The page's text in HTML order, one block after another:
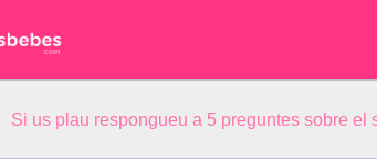
Si us plau respongueu a 5 preguntes sobre el